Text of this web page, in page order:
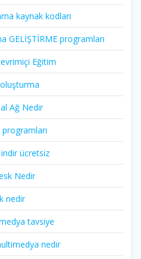
kaynak kodları
GELİŞTİRME programları
Eğitim
Ağ Nedir
ücretsiz
Nedir
nedir
tavsiye
nedir